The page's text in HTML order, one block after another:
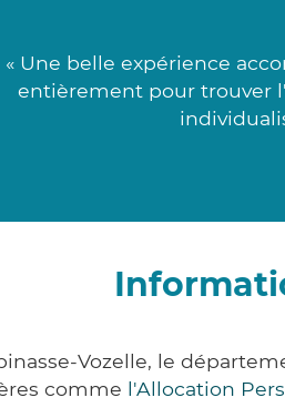
« Une belle expérience
entièrement pour trouver
Vozelle, le
comme l'Allocation